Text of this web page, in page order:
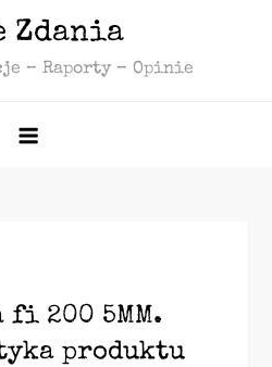
Zdania
– Raporty – Opinie
fi 200 5MM.
produktu